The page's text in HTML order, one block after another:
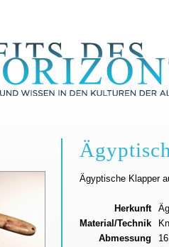
Ägyptische Klapper
Herkunft
Material/Technik
Abmessung